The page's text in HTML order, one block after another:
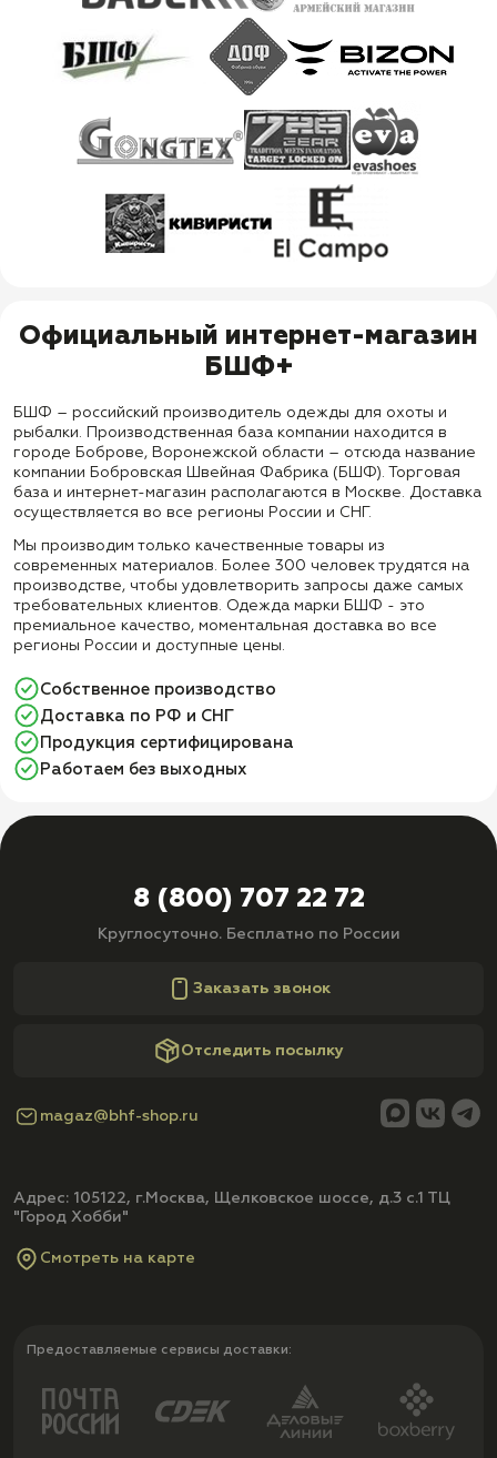
Официальный интернет-магазин
БШФ+
БШФ – российский производитель одежды для охоты и
рыбалки. Производственная база компании находится в
городе Боброве, Воронежской области – отсюда название
компании Бобровская Швейная Фабрика (БШФ). Торговая
база и интернет-магазин располагаются в Москве. Доставка
осуществляется во все регионы России и СНГ.
Мы производим только качественные товары из
современных материалов. Более 300 человек трудятся на
производстве, чтобы удовлетворить запросы даже самых
требовательных клиентов. Одежда марки БШФ - это
премиальное качество, моментальная доставка во все
регионы России и доступные цены.
Собственное производство
Доставка по РФ и СНГ
Продукция сертифицирована
Работаем без выходных
8 (800) 707 22 72
Круглосуточно. Бесплатно по России
Заказать звонок
Отследить посылку
magaz@bhf-shop.ru
Адрес: 105122, г.Москва, Щелковское шоссе, д.3 с.1 ТЦ
"Город Хобби"
Смотреть на карте
Предоставляемые сервисы доставки: